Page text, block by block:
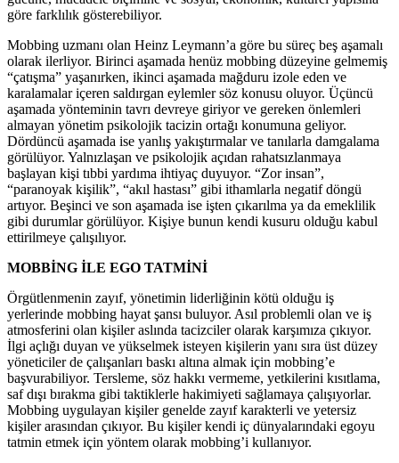
göre farklılık gösterebiliyor.
Mobbing uzmanı olan Heinz Leymann’a göre bu süreç beş aşamalı
olarak ilerliyor. Birinci aşamada henüz mobbing düzeyine gelmemiş
“çatışma” yaşanırken, ikinci aşamada mağduru izole eden ve
karalamalar içeren saldırgan eylemler söz konusu oluyor. Üçüncü
aşamada yönteminin tavrı devreye giriyor ve gereken önlemleri
almayan yönetim psikolojik tacizin ortağı konumuna geliyor.
Dördüncü aşamada ise yanlış yakıştırmalar ve tanılarla damgalama
görülüyor. Yalnızlaşan ve psikolojik açıdan rahatsızlanmaya
başlayan kişi tıbbi yardıma ihtiyaç duyuyor. “Zor insan”,
“paranoyak kişilik”, “akıl hastası” gibi ithamlarla negatif döngü
artıyor. Beşinci ve son aşamada ise işten çıkarılma ya da emeklilik
gibi durumlar görülüyor. Kişiye bunun kendi kusuru olduğu kabul
ettirilmeye çalışılıyor.
MOBBİNG İLE EGO TATMİNİ
Örgütlenmenin zayıf, yönetimin liderliğinin kötü olduğu iş
yerlerinde mobbing hayat şansı buluyor. Asıl problemli olan ve iş
atmosferini olan kişiler aslında tacizciler olarak karşımıza çıkıyor.
İlgi açlığı duyan ve yükselmek isteyen kişilerin yanı sıra üst düzey
yöneticiler de çalışanları baskı altına almak için mobbing’e
başvurabiliyor. Tersleme, söz hakkı vermeme, yetkilerini kısıtlama,
saf dışı bırakma gibi taktiklerle hakimiyeti sağlamaya çalışıyorlar.
Mobbing uygulayan kişiler genelde zayıf karakterli ve yetersiz
kişiler arasından çıkıyor. Bu kişiler kendi iç dünyalarındaki egoyu
tatmin etmek için yöntem olarak mobbing’i kullanıyor.